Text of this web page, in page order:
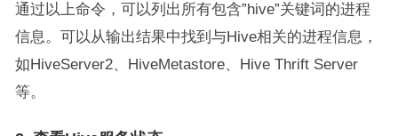
通过以上命令，可以列出所有包含”hive”关键词的进程
信息。可以从输出结果中找到与Hive相关的进程信息，
如HiveServer2、HiveMetastore、Hive Thrift Server
等。